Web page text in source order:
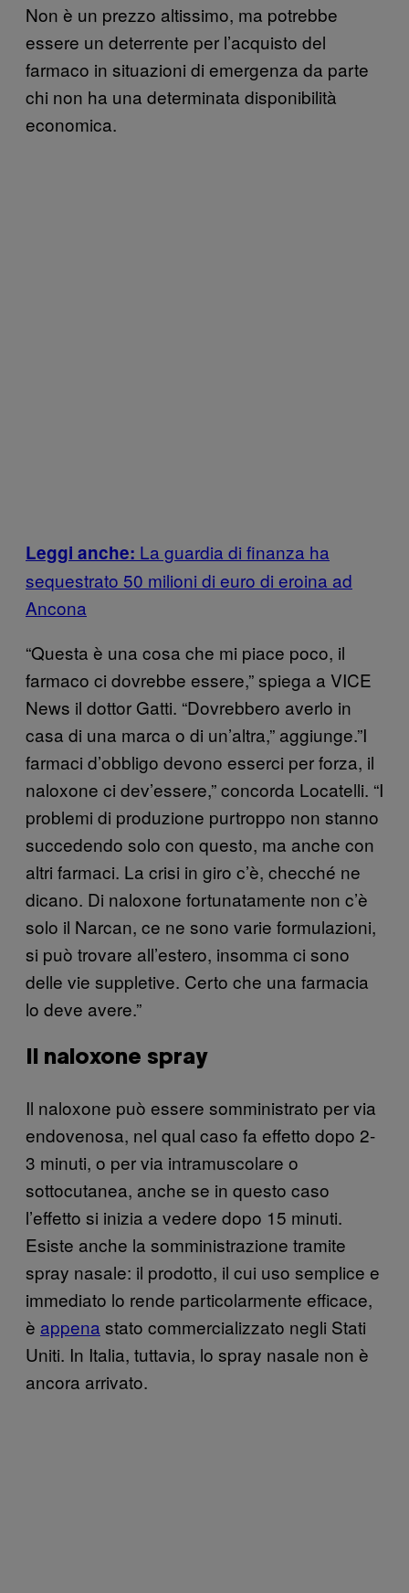
Non è un prezzo altissimo, ma potrebbe
essere un deterrente per l’acquisto del
farmaco in situazioni di emergenza da parte
chi non ha una determinata disponibilità
economica.
Leggi anche: La guardia di finanza ha
sequestrato 50 milioni di euro di eroina ad
Ancona
“Questa è una cosa che mi piace poco, il
farmaco ci dovrebbe essere,” spiega a VICE
News il dottor Gatti. “Dovrebbero averlo in
casa di una marca o di un’altra,” aggiunge.”I
farmaci d’obbligo devono esserci per forza, il
naloxone ci dev’essere,” concorda Locatelli. “I
problemi di produzione purtroppo non stanno
succedendo solo con questo, ma anche con
altri farmaci. La crisi in giro c’è, checché ne
dicano. Di naloxone fortunatamente non c’è
solo il Narcan, ce ne sono varie formulazioni,
si può trovare all’estero, insomma ci sono
delle vie suppletive. Certo che una farmacia
lo deve avere.”
Il naloxone spray
Il naloxone può essere somministrato per via
endovenosa, nel qual caso fa effetto dopo 2-
3 minuti, o per via intramuscolare o
sottocutanea, anche se in questo caso
l’effetto si inizia a vedere dopo 15 minuti.
Esiste anche la somministrazione tramite
spray nasale: il prodotto, il cui uso semplice e
immediato lo rende particolarmente efficace,
è appena stato commercializzato negli Stati
Uniti. In Italia, tuttavia, lo spray nasale non è
ancora arrivato.